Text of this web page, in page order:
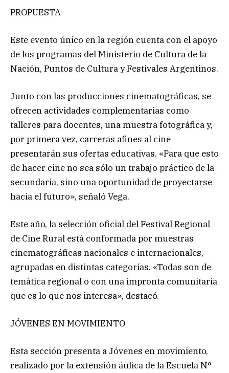
PROPUESTA
Este evento único en la región cuenta con el apoyo
de los programas del Ministerio de Cultura de la
Nación, Puntos de Cultura y Festivales Argentinos.
Junto con las producciones cinematográficas, se
ofrecen actividades complementarias como
talleres para docentes, una muestra fotográfica y,
por primera vez, carreras afines al cine
presentarán sus ofertas educativas. «Para que esto
de hacer cine no sea sólo un trabajo práctico de la
secundaria, sino una oportunidad de proyectarse
hacia el futuro», señaló Vega.
Este año, la selección oficial del Festival Regional
de Cine Rural está conformada por muestras
cinematográficas nacionales e internacionales,
agrupadas en distintas categorías. «Todas son de
temática regional o con una impronta comunitaria
que es lo que nos interesa», destacó.
JÓVENES EN MOVIMIENTO
Esta sección presenta a Jóvenes en movimiento,
realizado por la extensión áulica de la Escuela N°